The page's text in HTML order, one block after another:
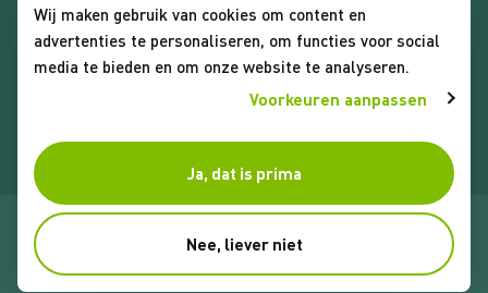
Wij maken gebruik van cookies om content en
advertenties te personaliseren, om functies voor social
media te bieden en om onze website te analyseren.
Voorkeuren aanpassen
Ja, dat is prima
Nee, liever niet
Algemene voorwaarden
© 2026 Koop Lenstra Makelaars. Alle rechten voorbehouden